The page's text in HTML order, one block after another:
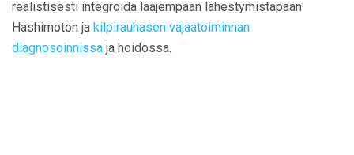
realistisesti integroida laajempaan lähestymistapaan
Hashimoton ja kilpirauhasen vajaatoiminnan
diagnosoinnissa ja hoidossa.